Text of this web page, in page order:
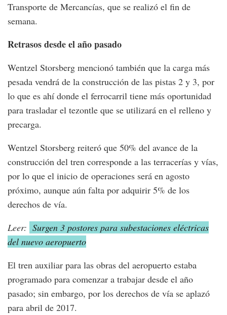
Transporte de Mercancías, que se realizó el fin de
semana.
Retrasos desde el año pasado
Wentzel Storsberg mencionó también que la carga más
pesada vendrá de la construcción de las pistas 2 y 3, por
lo que es ahí donde el ferrocarril tiene más oportunidad
para trasladar el tezontle que se utilizará en el relleno y
precarga.
Wentzel Storsberg reiteró que 50% del avance de la
construcción del tren corresponde a las terracerías y vías,
por lo que el inicio de operaciones será en agosto
próximo, aunque aún falta por adquirir 5% de los
derechos de vía.
Leer: Surgen 3 postores para subestaciones eléctricas
del nuevo aeropuerto
El tren auxiliar para las obras del aeropuerto estaba
programado para comenzar a trabajar desde el año
pasado; sin embargo, por los derechos de vía se aplazó
para abril de 2017.